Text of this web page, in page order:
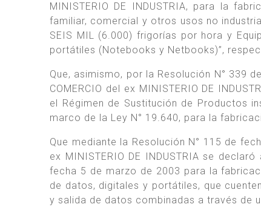
MINISTERIO DE INDUSTRIA, para la
familiar, comercial y otros usos no
SEIS MIL (6.000) frigorías por hora y
portátiles (Notebooks y Netbooks)”,
Que, asimismo, por la Resolución N° 339
COMERCIO del ex MINISTERIO DE
el Régimen de Sustitución de Productos
marco de la Ley N° 19.640, para la
Que mediante la Resolución N° 115 de
ex MINISTERIO DE INDUSTRIA se
fecha 5 de marzo de 2003 para la
de datos, digitales y portátiles, que
y salida de datos combinadas a través de